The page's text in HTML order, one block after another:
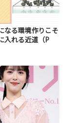
なる環境作りこそ
入れる近道（P